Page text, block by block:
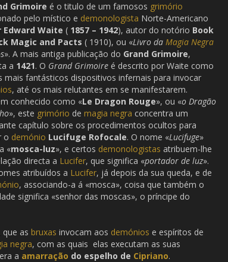
Grimoire é o titulo de um famosos grimório
pelo místico e demonologista Norte-Americano
Waite ( 1857 – 1942), autor do notório Book
Magic and Pacts ( 1910), ou «Livro da Magia Negra
». A mais antiga publicação do Grand Grimoire,
a 1421. O Grand Grimoire é descrito por Waite como
mais fantásticos dispositivos infernais para invocar
, até os mais relutantes em se manifestarem.
conhecido como «Le Dragon Rouge», ou «o Dragão
», este grimório de magia negra concentra um
capítulo sobre os procedimentos ocultos para
o demónio Lucifuge Rofocale. O nome «Lucifuge»
«mosca-luz», e certos demonologistas atribuem-lhe
directa a Lucifer, que significa «portador de luz».
atribuídos a Lucifer, já depois da sua queda, e de
, associando-a á «mosca», coisa que também o
significa «senhor das moscas», o príncipe do
as bruxas invocam aos demónios e espíritos de
negra, com as quais elas executam as suas
a amarração do espelho de Cipriano.